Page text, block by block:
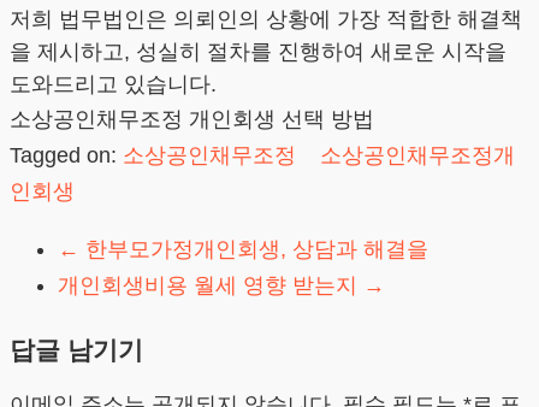
저희 법무법인은 의뢰인의 상황에 가장 적합한 해결책
을 제시하고, 성실히 절차를 진행하여 새로운 시작을
도와드리고 있습니다.
소상공인채무조정 개인회생 선택 방법
Tagged on: 소상공인채무조정
소상공인채무조정개
인회생
← 한부모가정개인회생, 상담과 해결을
개인회생비용 월세 영향 받는지 →
답글 남기기